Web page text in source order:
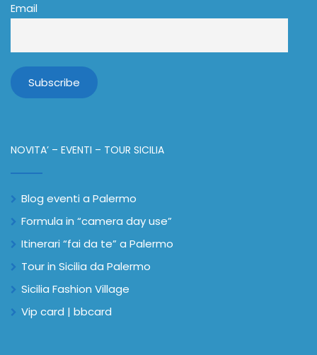
Email
NOVITA’ – EVENTI – TOUR SICILIA
Blog eventi a Palermo
Formula in “camera day use”
Itinerari “fai da te” a Palermo
Tour in Sicilia da Palermo
Sicilia Fashion Village
Vip card | bbcard